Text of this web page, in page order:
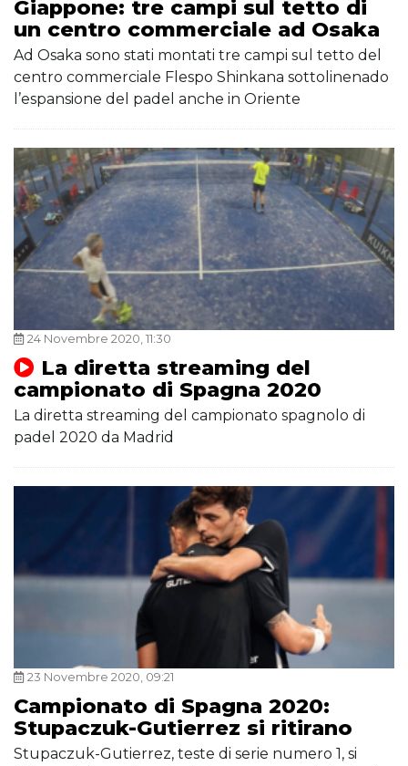
Giappone: tre campi sul tetto di
un centro commerciale ad Osaka
Ad Osaka sono stati montati tre campi sul tetto del
centro commerciale Flespo Shinkana sottolinenado
l’espansione del padel anche in Oriente
24 Novembre 2020, 11:30
La diretta streaming del
campionato di Spagna 2020
La diretta streaming del campionato spagnolo di
padel 2020 da Madrid
23 Novembre 2020, 09:21
Campionato di Spagna 2020:
Stupaczuk-Gutierrez si ritirano
Stupaczuk-Gutierrez, teste di serie numero 1, si